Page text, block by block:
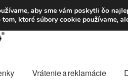
Vrátenie a reklamácie
aby sme vám poskytli čo
ktoré súbory cookie používame,